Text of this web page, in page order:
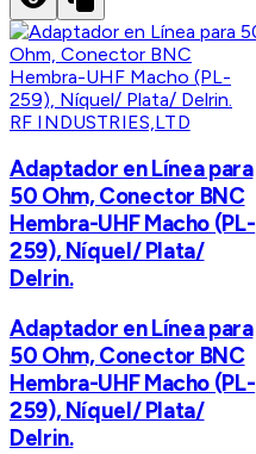
RF INDUSTRIES,LTD
Adaptador en Línea para
50 Ohm, Conector BNC
Hembra-UHF Macho (PL-
259), Níquel/ Plata/
Delrin.
Adaptador en Línea para
50 Ohm, Conector BNC
Hembra-UHF Macho (PL-
259), Níquel/ Plata/
Delrin.